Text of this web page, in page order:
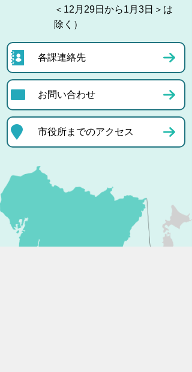
＜12月29日から1月3日＞は
除く）
各課連絡先
お問い合わせ
市役所までのアクセス